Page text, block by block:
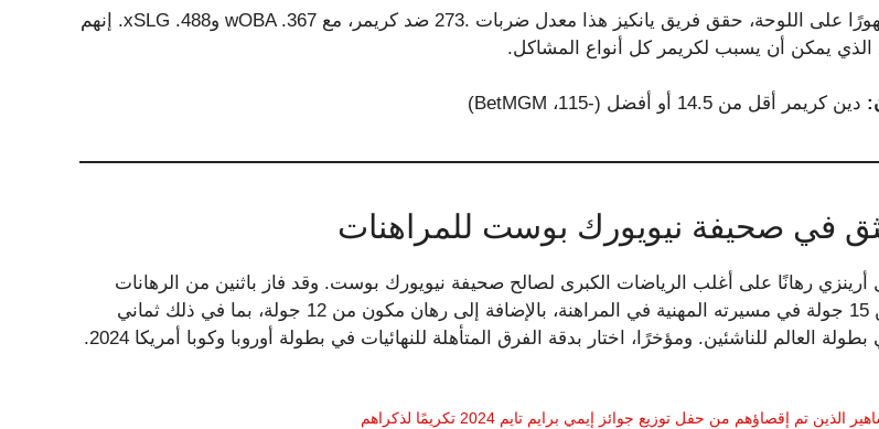
في 135 ظهورًا على اللوحة، حقق فريق يانكيز هذا معدل ضربات .273 ضد كريمر، مع wOBA .367 وxSLG .488. إنهم
الذي يمكن أن يسبب لكريمر كل أنواع المشاكل.
دين كريمر أقل من 14.5 أو أفضل (-115، BetMGM)
تثق في صحيفة نيويورك بوست للمراهنات
أرينزي رهانًا على أغلب الرياضات الكبرى لصالح صحيفة نيويورك بوست. وقد فاز باثنين من الرهانات
المكونة من 15 جولة في مسيرته المهنية في المراهنة، بالإضافة إلى رهان مكون من 12 جولة، بما في ذلك ثماني
العالم للناشئين. ومؤخرًا، اختار بدقة الفرق المتأهلة للنهائيات في بطولة أوروبا وكوبا أمريكا 2024.
الذين تم إقصاؤهم من حفل توزيع جوائز إيمي برايم تايم 2024 تكريمًا لذكراهم